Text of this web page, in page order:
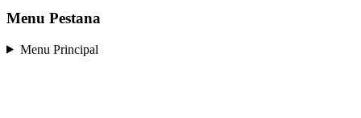
Menu Pestana
Menu Principal